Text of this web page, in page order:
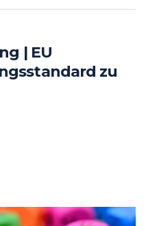
| EU
zu